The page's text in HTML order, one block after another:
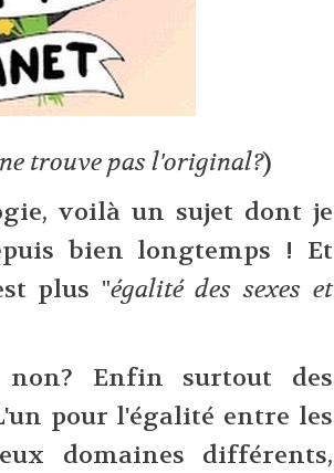
trouve pas l'original?)
voilà un sujet dont je
bien longtemps ! Et
plus "égalité des sexes et
Enfin surtout des
pour l'égalité entre les
domaines différents,